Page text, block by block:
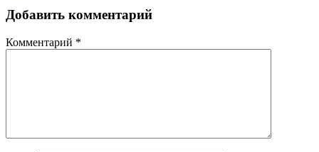
Добавить комментарий
Комментарий *